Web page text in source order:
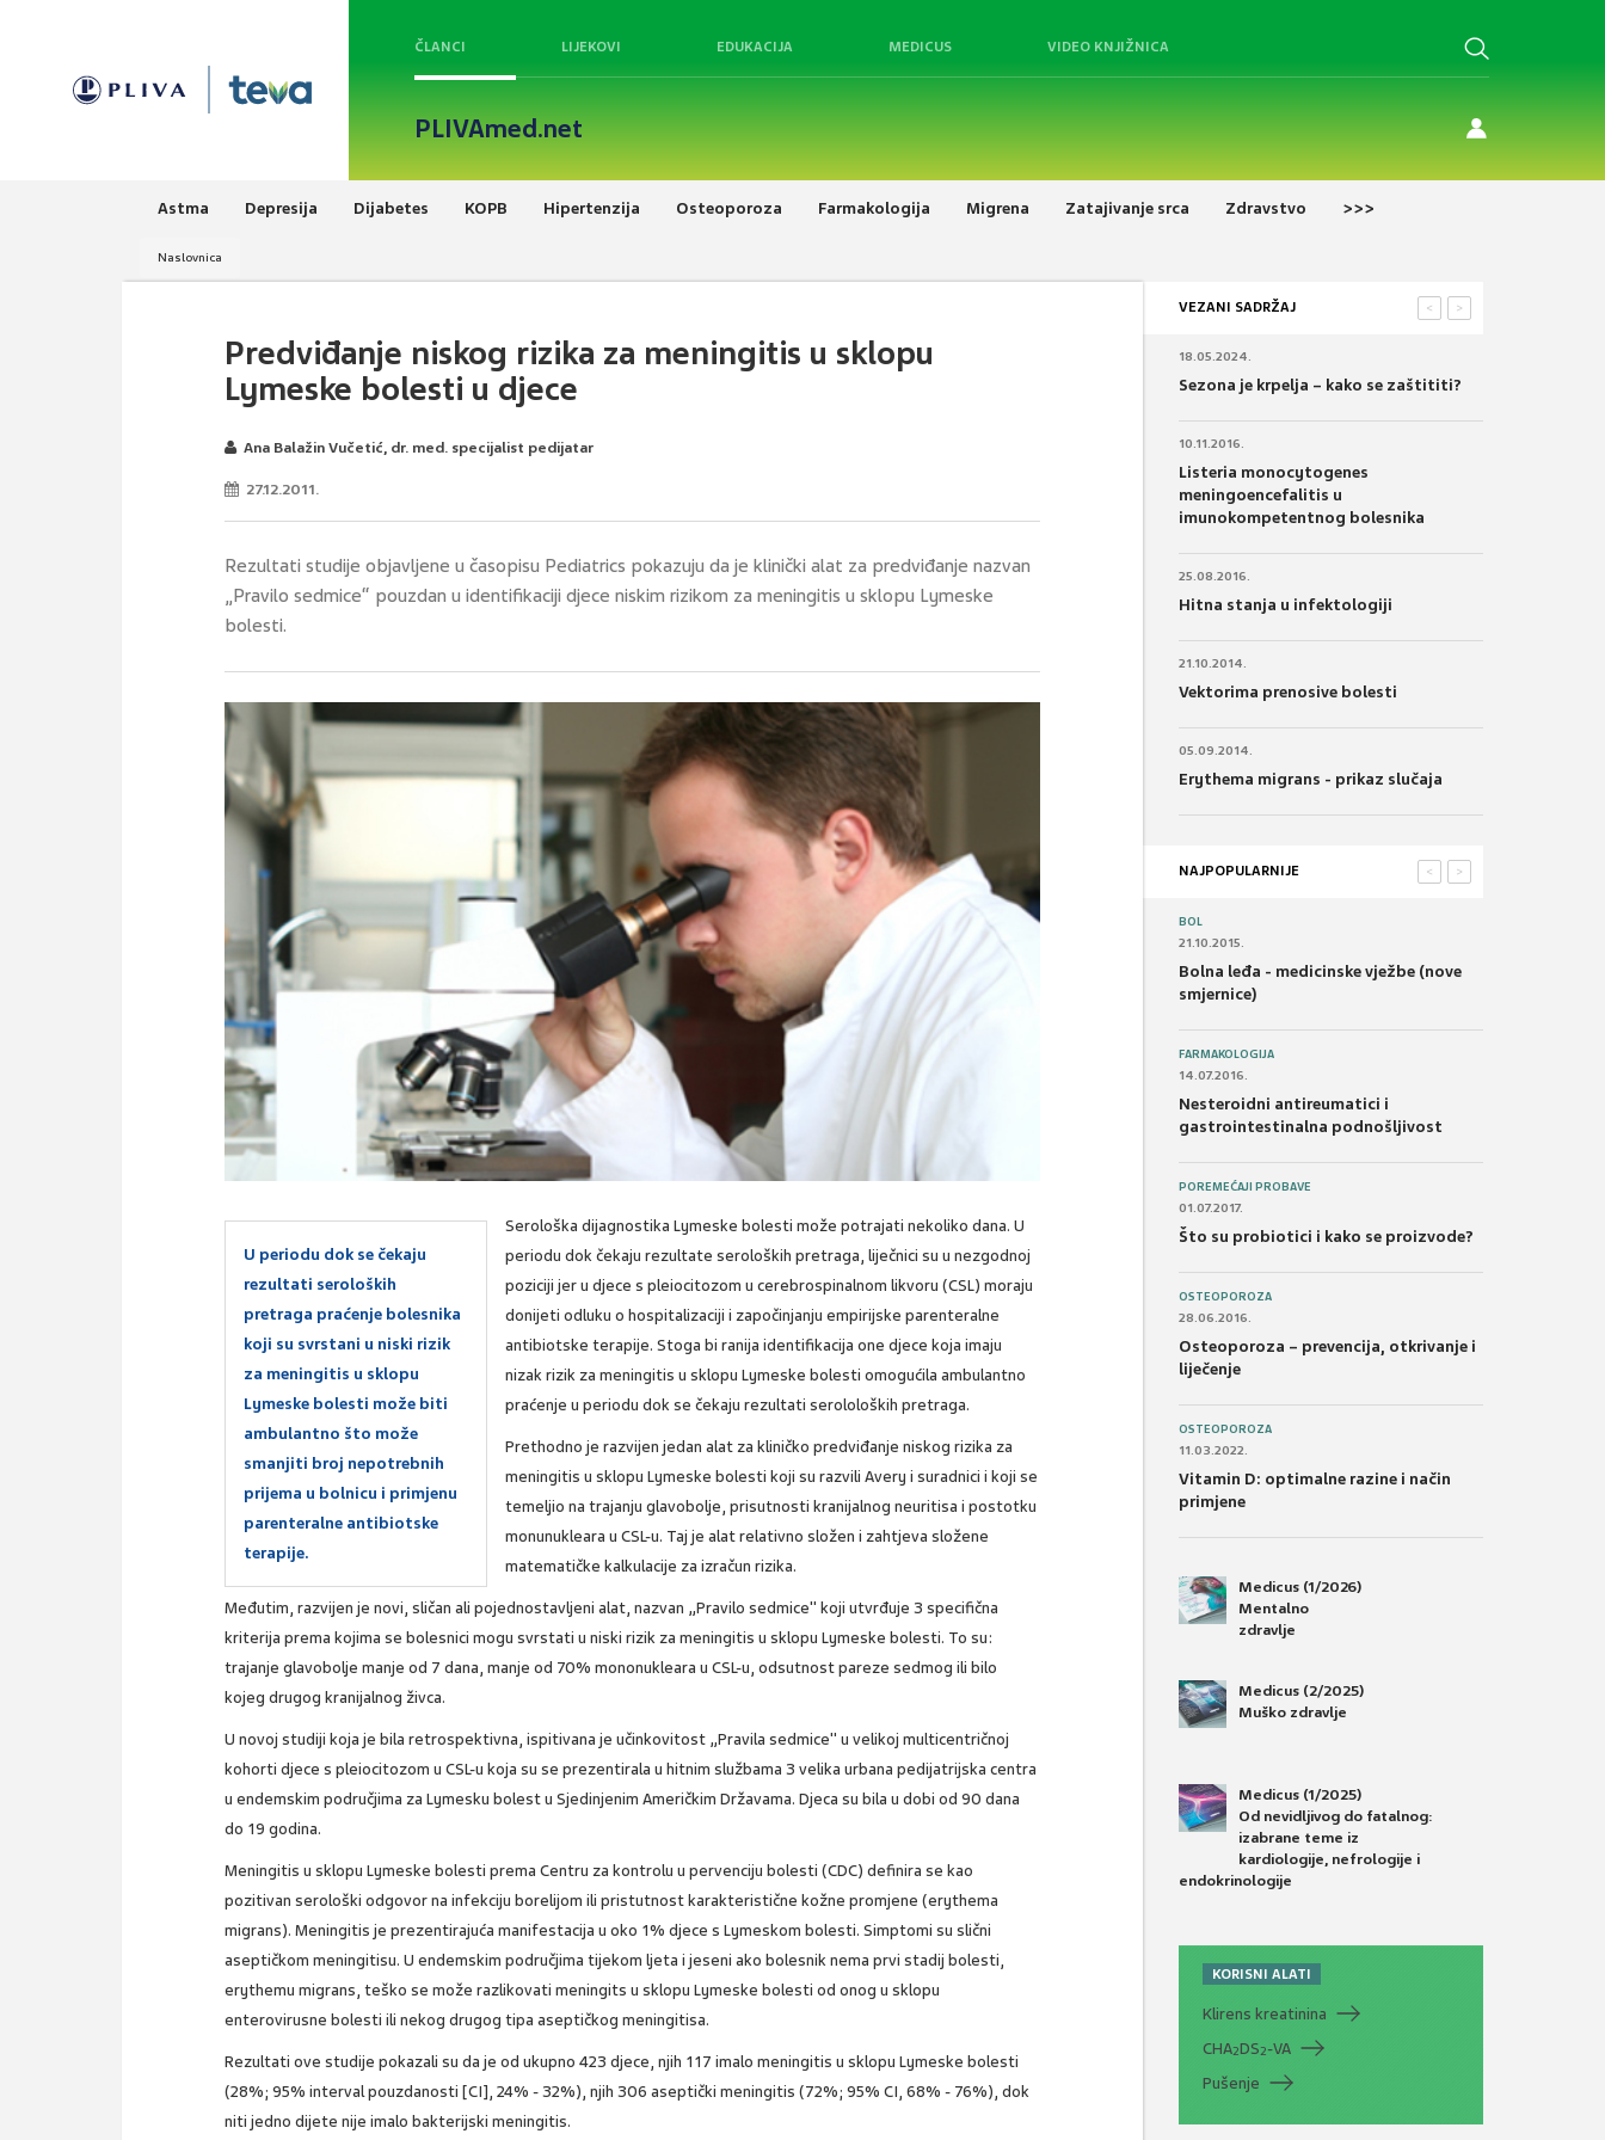
ČLANCI LIJEKOVI EDUKACIJA MEDICUS VIDEO KNJIŽNICA
PLIVAmed.net
Astma Depresija Dijabetes KOPB Hipertenzija Osteoporoza Farmakologija Migrena Zatajivanje srca Zdravstvo >>>
Naslovnica
Predviđanje niskog rizika za meningitis u sklopu
Lymeske bolesti u djece
Ana Balažin Vučetić, dr. med. specijalist pedijatar
27.12.2011.
Rezultati studije objavljene u časopisu Pediatrics pokazuju da je klinički alat za predviđanje nazvan
„Pravilo sedmice“ pouzdan u identifikaciji djece niskim rizikom za meningitis u sklopu Lymeske
bolesti.
U periodu dok se čekaju
rezultati seroloških
pretraga praćenje bolesnika
koji su svrstani u niski rizik
za meningitis u sklopu
Lymeske bolesti može biti
ambulantno što može
smanjiti broj nepotrebnih
prijema u bolnicu i primjenu
parenteralne antibiotske
terapije.
Serološka dijagnostika Lymeske bolesti može potrajati nekoliko dana. U
periodu dok čekaju rezultate seroloških pretraga, liječnici su u nezgodnoj
poziciji jer u djece s pleiocitozom u cerebrospinalnom likvoru (CSL) moraju
donijeti odluku o hospitalizaciji i započinjanju empirijske parenteralne
antibiotske terapije. Stoga bi ranija identifikacija one djece koja imaju
nizak rizik za meningitis u sklopu Lymeske bolesti omogućila ambulantno
praćenje u periodu dok se čekaju rezultati serololoških pretraga.
Prethodno je razvijen jedan alat za kliničko predviđanje niskog rizika za
meningitis u sklopu Lymeske bolesti koji su razvili Avery i suradnici i koji se
temeljio na trajanju glavobolje, prisutnosti kranijalnog neuritisa i postotku
monunukleara u CSL-u. Taj je alat relativno složen i zahtjeva složene
matematičke kalkulacije za izračun rizika.
Međutim, razvijen je novi, sličan ali pojednostavljeni alat, nazvan „Pravilo sedmice" koji utvrđuje 3 specifična
kriterija prema kojima se bolesnici mogu svrstati u niski rizik za meningitis u sklopu Lymeske bolesti. To su:
trajanje glavobolje manje od 7 dana, manje od 70% mononukleara u CSL-u, odsutnost pareze sedmog ili bilo
kojeg drugog kranijalnog živca.
U novoj studiji koja je bila retrospektivna, ispitivana je učinkovitost „Pravila sedmice" u velikoj multicentričnoj
kohorti djece s pleiocitozom u CSL-u koja su se prezentirala u hitnim službama 3 velika urbana pedijatrijska centra
u endemskim područjima za Lymesku bolest u Sjedinjenim Američkim Državama. Djeca su bila u dobi od 90 dana
do 19 godina.
Meningitis u sklopu Lymeske bolesti prema Centru za kontrolu u pervenciju bolesti (CDC) definira se kao
pozitivan serološki odgovor na infekciju borelijom ili pristutnost karakteristične kožne promjene (erythema
migrans). Meningitis je prezentirajuća manifestacija u oko 1% djece s Lymeskom bolesti. Simptomi su slični
aseptičkom meningitisu. U endemskim područjima tijekom ljeta i jeseni ako bolesnik nema prvi stadij bolesti,
erythemu migrans, teško se može razlikovati meningits u sklopu Lymeske bolesti od onog u sklopu
enterovirusne bolesti ili nekog drugog tipa aseptičkog meningitisa.
Rezultati ove studije pokazali su da je od ukupno 423 djece, njih 117 imalo meningitis u sklopu Lymeske bolesti
(28%; 95% interval pouzdanosti [CI], 24% - 32%), njih 306 aseptički meningitis (72%; 95% CI, 68% - 76%), dok
niti jedno dijete nije imalo bakterijski meningitis.
VEZANI SADRŽAJ >
<
18.05.2024.
Sezona je krpelja – kako se zaštititi?
10.11.2016.
Listeria monocytogenes
meningoencefalitis u
imunokompetentnog bolesnika
25.08.2016.
Hitna stanja u infektologiji
21.10.2014.
Vektorima prenosive bolesti
05.09.2014.
Erythema migrans - prikaz slučaja
NAJPOPULARNIJE >
<
BOL
21.10.2015.
Bolna leđa - medicinske vježbe (nove
smjernice)
FARMAKOLOGIJA
14.07.2016.
Nesteroidni antireumatici i
gastrointestinalna podnošljivost
POREMEĆAJI PROBAVE
01.07.2017.
Što su probiotici i kako se proizvode?
OSTEOPOROZA
28.06.2016.
Osteoporoza – prevencija, otkrivanje i
liječenje
OSTEOPOROZA
11.03.2022.
Vitamin D: optimalne razine i način
primjene
Medicus (1/2026)
Mentalno
zdravlje
Medicus (2/2025)
Muško zdravlje
Medicus (1/2025)
Od nevidljivog do fatalnog:
izabrane teme iz
kardiologije, nefrologije i
endokrinologije
KORISNI ALATI
Klirens kreatinina
CHA2DS2-VA
Pušenje